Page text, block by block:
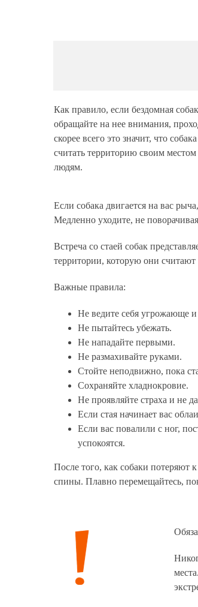
Как правило, если бездомная
обращайте на нее внимания,
скорее всего это значит, что
считать территорию своим
людям.
Если собака двигается на вас
Медленно уходите, не
Встреча со стаей собак
территории, которую они считают
Важные правила:
Не ведите себя угрожающе
Не пытайтесь убежать.
Не нападайте первыми.
Не размахивайте руками.
Стойте неподвижно, пока
Сохраняйте хладнокровие.
Не проявляйте страха и не
Если стая начинает вас
Если вас повалили с ног,
успокоятся.
После того, как собаки потеряют
спины. Плавно перемещайтесь,